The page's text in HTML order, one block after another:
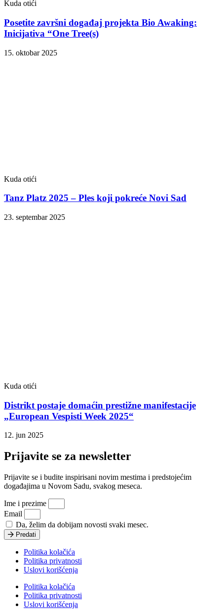
Kuda otići
Posetite završni događaj projekta Bio Awaking:
Inicijativa “One Tree(s)
15. oktobar 2025
Kuda otići
Tanz Platz 2025 – Ples koji pokreće Novi Sad
23. septembar 2025
Kuda otići
Distrikt postaje domaćin prestižne manifestacije
„European Vespisti Week 2025“
12. jun 2025
Prijavite se za newsletter
Prijavite se i budite inspirisani novim mestima i predstojećim
događajima u Novom Sadu, svakog meseca.
Ime i prezime
Email
Da, želim da dobijam novosti svaki mesec.
Predati
Politika kolačića
Politika privatnosti
Uslovi korišćenja
Politika kolačića
Politika privatnosti
Uslovi korišćenja